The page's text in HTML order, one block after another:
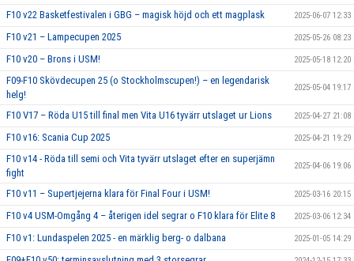
F10 v22 Basketfestivalen i GBG – magisk höjd och ett magplask 2025-06-07 12:33
F10 v21 – Lampecupen 2025 2025-05-26 08:23
F10 v20 – Brons i USM! 2025-05-18 12:20
F09-F10 Skövdecupen 25 (o Stockholmscupen!) – en legendarisk
helg!
2025-05-04 19:17
F10 V17 – Röda U15 till final men Vita U16 tyvärr utslaget ur Lions 2025-04-27 21:08
F10 v16: Scania Cup 2025 2025-04-21 19:29
F10 v14 - Röda till semi och Vita tyvärr utslaget efter en superjämn
fight
2025-04-06 19:06
F10 v11 – Supertjejerna klara för Final Four i USM! 2025-03-16 20:15
F10 v4 USM-Omgång 4 – återigen idel segrar o F10 klara för Elite 8 2025-03-06 12:34
F10 v1: Lundaspelen 2025 - en märklig berg- o dalbana 2025-01-05 14:29